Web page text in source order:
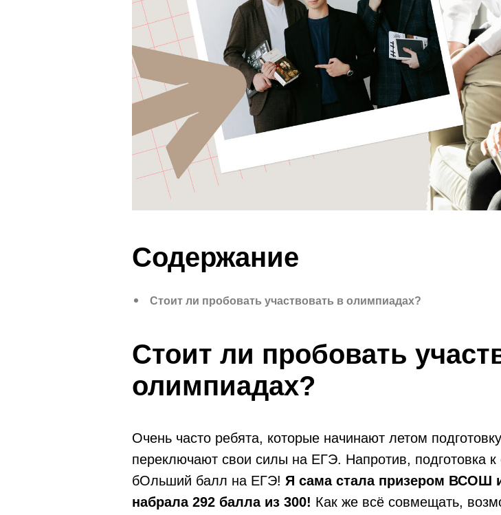
Содержание
Стоит ли пробовать участвовать в олимпиадах?
Стоит ли пробовать
олимпиадах?
Очень часто ребята, которые начинают летом
переключают свои силы на ЕГЭ. Напротив, подготовка
бОльший балл на ЕГЭ! Я сама стала призером ВСОШ
набрала 292 балла из 300! Как же всё совмещать,